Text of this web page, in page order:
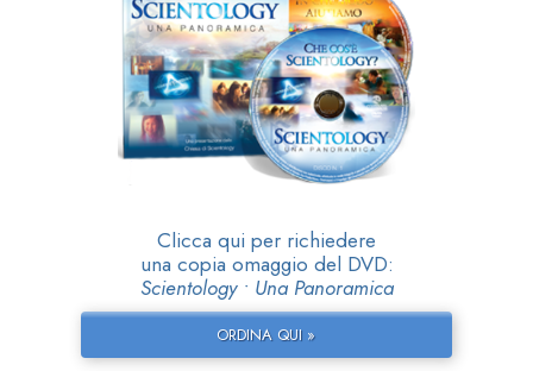
Clicca qui per richiedere
una copia omaggio del DVD:
Scientology • Una Panoramica
ORDINA QUI »